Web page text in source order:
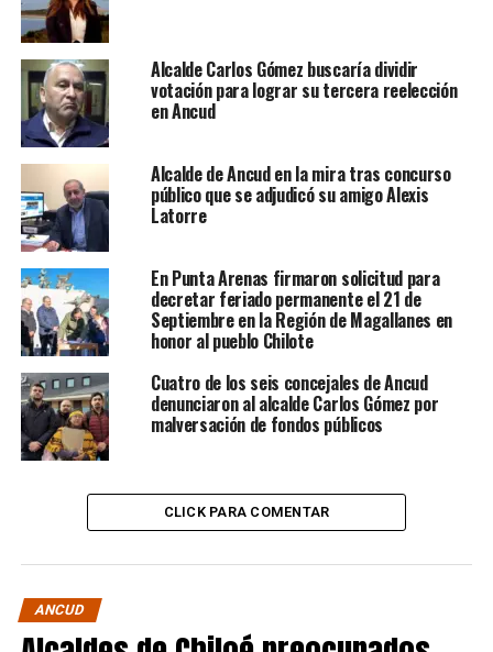
Alcalde Carlos Gómez buscaría dividir
votación para lograr su tercera reelección
en Ancud
Alcalde de Ancud en la mira tras concurso
público que se adjudicó su amigo Alexis
Latorre
En Punta Arenas firmaron solicitud para
decretar feriado permanente el 21 de
Septiembre en la Región de Magallanes en
honor al pueblo Chilote
Cuatro de los seis concejales de Ancud
denunciaron al alcalde Carlos Gómez por
malversación de fondos públicos
CLICK PARA COMENTAR
ANCUD